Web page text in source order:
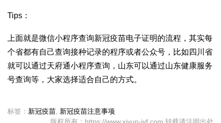
Tips：
上面就是微信小程序查询新冠疫苗电子证明的流程，其实每
个省都有自己查询接种记录的程序或者公众号，比如四川省
就可以通过天府通小程序查询，山东可以通过山东健康服务
号查询等，大家选择适合自己的方式。
标签： 新冠疫苗, 新冠疫苗注意事项